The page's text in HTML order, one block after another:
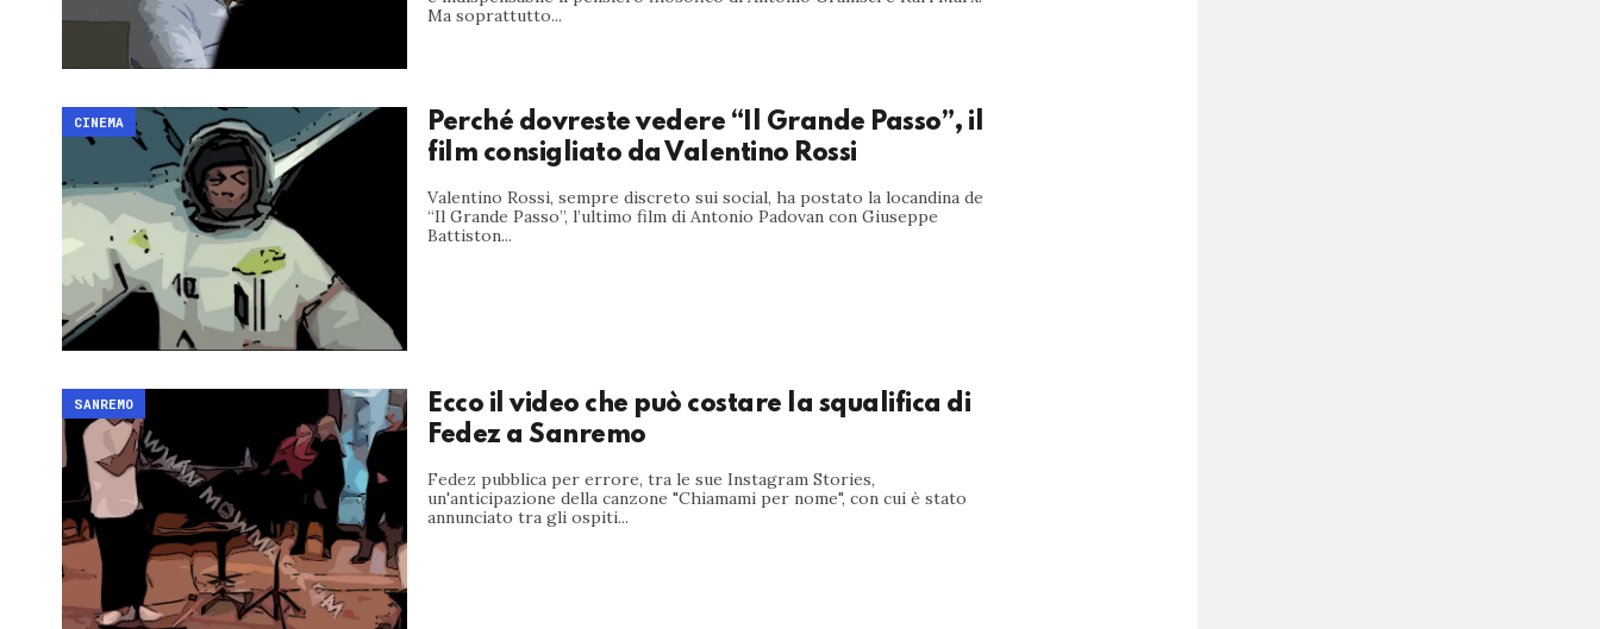
Ma soprattutto...
Perché dovreste vedere “Il Grande Passo”, il
film consigliato da Valentino Rossi
Valentino Rossi, sempre discreto sui social, ha postato la locandina de
“Il Grande Passo”, l’ultimo film di Antonio Padovan con Giuseppe
Battiston...
CINEMA
Ecco il video che può costare la squalifica di
Fedez a Sanremo
Fedez pubblica per errore, tra le sue Instagram Stories,
un'anticipazione della canzone "Chiamami per nome", con cui è stato
annunciato tra gli ospiti...
SANREMO